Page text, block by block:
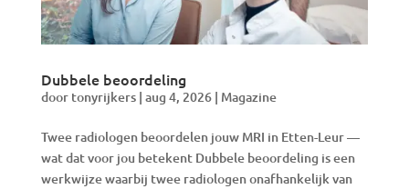
Dubbele beoordeling
door tonyrijkers| aug 4, 2026| Magazine
Twee radiologen beoordelen jouw MRI in Etten-Leur —
wat dat voor jou betekent Dubbele beoordeling is een
werkwijze waarbij twee radiologen onafhankelijk van